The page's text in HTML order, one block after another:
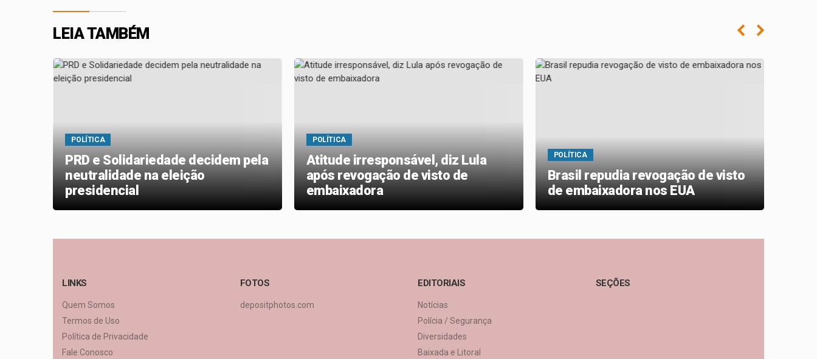
LEIA TAMBÉM
POLÍTICA
PRD e Solidariedade decidem pela
neutralidade na eleição
presidencial
POLÍTICA
Atitude irresponsável, diz Lula
após revogação de visto de
embaixadora
POLÍTICA
Brasil repudia revogação de visto
de embaixadora nos EUA
LINKS
Quem Somos
Termos de Uso
Política de Privacidade
Fale Conosco
FOTOS
depositphotos.com
EDITORIAIS
Notícias
Polícia / Segurança
Diversidades
Baixada e Litoral
SEÇÕES